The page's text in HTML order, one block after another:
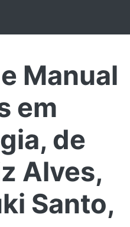
Manual
em
de
Alves,
Santo,